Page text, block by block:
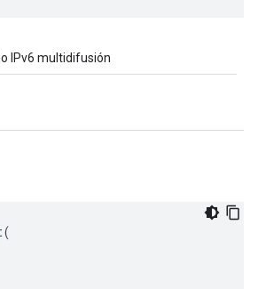
IPv6 multidifusión
(